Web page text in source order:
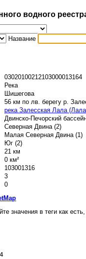
водного
Название
03020100212103000013164
Река
Шишегова
56 км по лв. берегу р.
река Залесская Лала
Двинско-Печорский
Северная Двина (2)
Малая Северная Двина (1)
Юг (2)
21 км
0 км²
103001316
3
0
значения в теги как